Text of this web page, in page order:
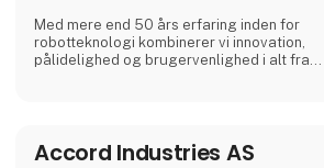
Med mere end 50 års erfaring inden for
robotteknologi kombinerer vi innovation,
pålidelighed og brugervenlighed i alt fra
industrier – fra fødevareproduktion og
Accord Industries AS